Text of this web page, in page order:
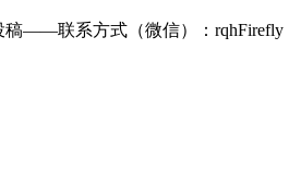
稿——联系方式（微信）：rqhFirefly